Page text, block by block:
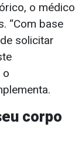
o médico
“Com base
solicitar
o
corpo